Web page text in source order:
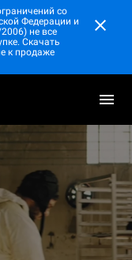
со
Федерации и
не все
Скачать
к продаже